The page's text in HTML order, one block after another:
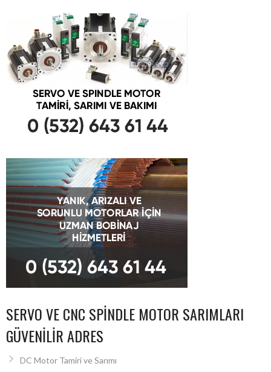
SERVO VE CNC SPINDLE MOTOR SARIMLARI
GÜVENILIR ADRES
DC Motor Tamiri ve Sarımı